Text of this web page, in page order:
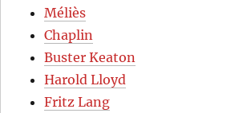
Méliès
Chaplin
Buster Keaton
Harold Lloyd
Fritz Lang